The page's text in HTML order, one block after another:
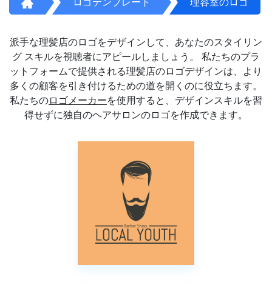
派手な理髪店のロゴをデザインして、あなたのスタイリン
グ スキルを視聴者にアピールしましょう。 私たちのプラ
ットフォームで提供される理髪店のロゴデザインは、より
多くの顧客を引き付けるための道を開くのに役立ちます。
私たちのロゴメーカーを使用すると、デザインスキルを習
得せずに独自のヘアサロンのロゴを作成できます。